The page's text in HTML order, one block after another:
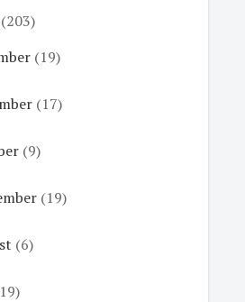
(203)
(19)
(17)
(9)
(19)
(6)